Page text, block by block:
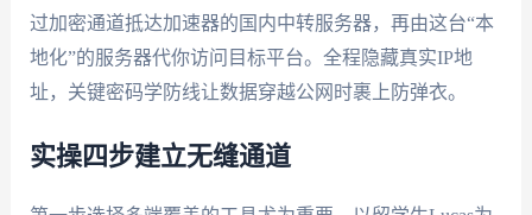
过加密通道抵达加速器的国内中转服务器，再由这台“本
地化”的服务器代你访问目标平台。全程隐藏真实IP地
址，关键密码学防线让数据穿越公网时裹上防弹衣。
实操四步建立无缝通道